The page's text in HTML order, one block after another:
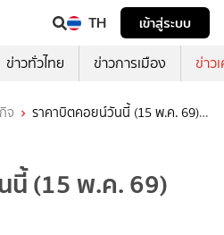
TH
เข้าสู่ระบบ
ข่าวทั่วไทย ข่าวการเมือง ข่าว
จ
ราคาบิตคอยน์วันนี้ (15 พ.ค. 69)
นี้ (15 พ.ค. 69)